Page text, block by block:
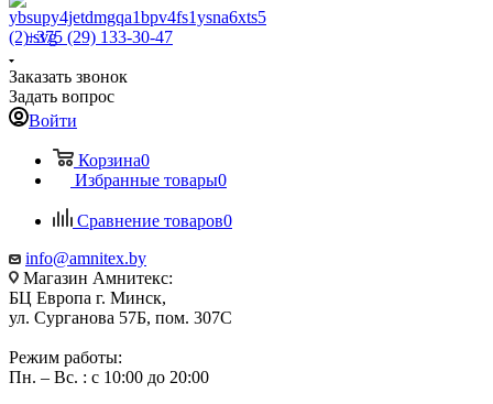
+375 (29) 133-30-47
Заказать звонок
Задать вопрос
Войти
Корзина0
Избранные товары0
Сравнение товаров0
info@amnitex.by
Магазин Амнитекс:
БЦ Европа г. Минск,
ул. Сурганова 57Б, пом. 307С
Режим работы:
Пн. – Вс. : с 10:00 до 20:00